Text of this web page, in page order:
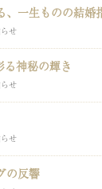
、一生ものの結婚
せ
神秘の輝き
せ
せ
の反響